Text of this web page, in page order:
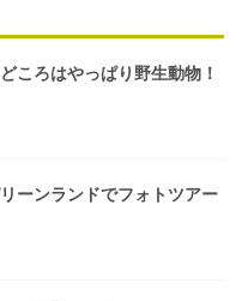
ころはやっぱり野生動物！
ーンランドでフォトツアー